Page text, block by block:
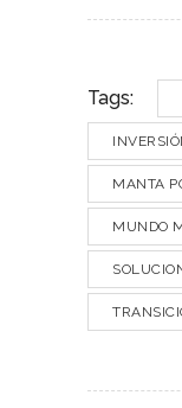
Tags:
MANTA
MUNDO